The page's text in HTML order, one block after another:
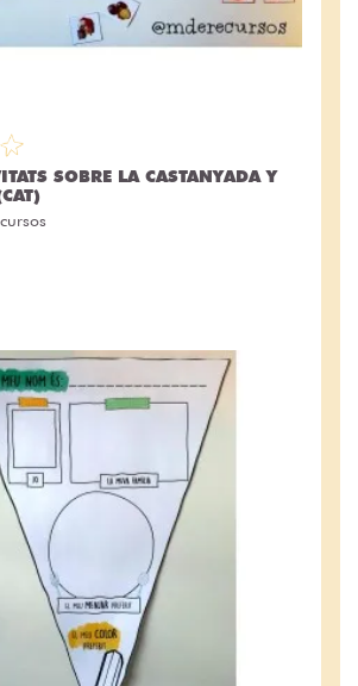
SOBRE LA CASTANYADA Y